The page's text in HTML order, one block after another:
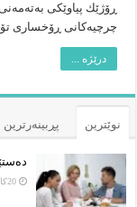
ڕۆژێك پیاوێكی
چرچیه‌كانی ڕۆخساری
درێژە ...
نوێترین پڕبینەرترین
20كاتژمێر لەمەوبەر